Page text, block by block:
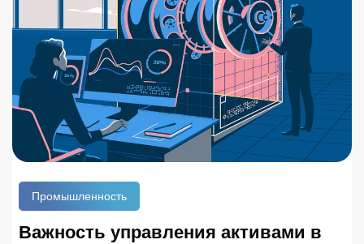
Промышленность
Важность управления активами в